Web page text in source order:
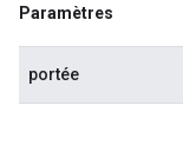
Paramètres
portée